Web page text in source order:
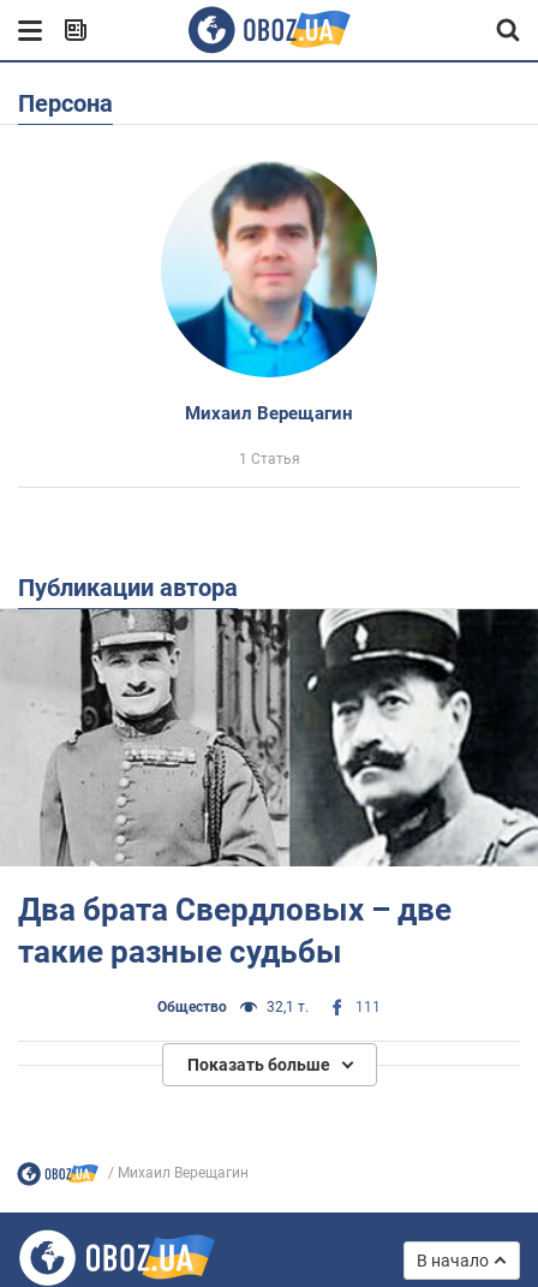
Персона
Михаил Верещагин
1 Статья
Публикации автора
Два брата Свердловых – две
такие разные судьбы
Общество 32,1 т. 111
Показать больше
Михаил Верещагин
В начало